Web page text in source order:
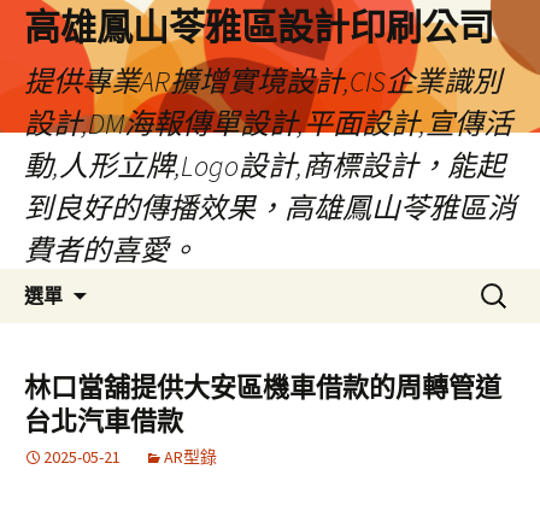
高雄鳳山苓雅區設計印刷公司
提供專業AR擴增實境設計,CIS企業識別
設計,DM海報傳單設計,平面設計,宣傳活
動,人形立牌,Logo設計,商標設計，能起
到良好的傳播效果，高雄鳳山苓雅區消
費者的喜愛。
選單
容
搜
尋
鍵
字:
林口當舖提供大安區機車借款的周轉管道
台北汽車借款
2025-05-21 AR型錄